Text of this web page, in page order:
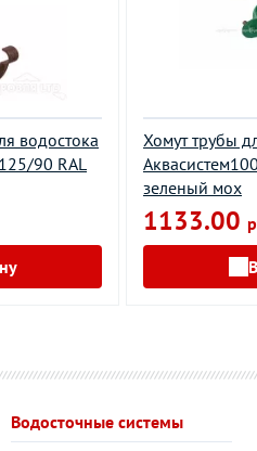
водостока
90 RAL
Хомут трубы
зеленый мох
1133.00
Водосточные системы